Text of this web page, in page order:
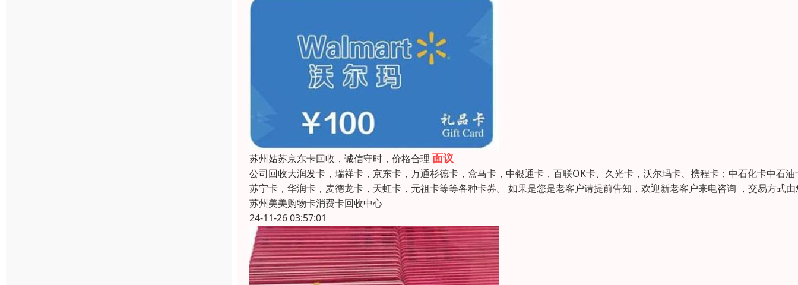
苏州姑苏京东卡回收，诚信守时，价格合理 面议
公司回收大润发卡，瑞祥卡，京东卡，万通杉德卡，盒马卡，中银通卡，百联OK卡、久光卡，沃尔玛卡、携程卡；中石化卡中石油
苏宁卡，华润卡，麦德龙卡，天虹卡，元祖卡等等各种卡券。 如果是您是老客户请提前告知，欢迎新老客户来电咨询 ，交易方式由
苏州美美购物卡消费卡回收中心
24-11-26 03:57:01